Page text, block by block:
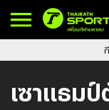
เซาแธมป์